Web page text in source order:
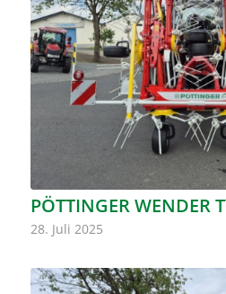
PÖTTINGER WENDER
28. Juli 2025